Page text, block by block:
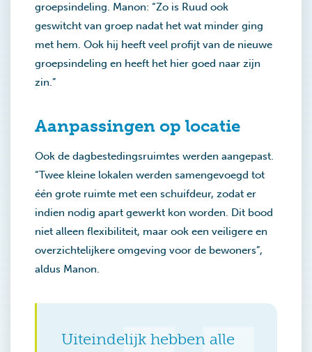
groepsindeling. Manon: “Zo is Ruud ook
geswitcht van groep nadat het wat minder ging
met hem. Ook hij heeft veel profijt van de nieuwe
groepsindeling en heeft het hier goed naar zijn
zin.”
Aanpassingen op locatie
Ook de dagbestedingsruimtes werden aangepast.
“Twee kleine lokalen werden samengevoegd tot
één grote ruimte met een schuifdeur, zodat er
indien nodig apart gewerkt kon worden. Dit bood
niet alleen flexibiliteit, maar ook een veiligere en
overzichtelijkere omgeving voor de bewoners”,
aldus Manon.
Uiteindelijk hebben alle